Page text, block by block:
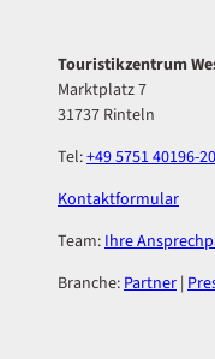
Touristikzentrum
Marktplatz 7
31737 Rinteln
Tel:+49 5751 40196-20
Kontaktformular
Team:Ihre
Branche:Partner |